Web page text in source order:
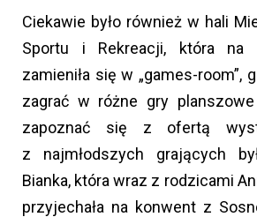
Ciekawie było również w hali
Sportu i Rekreacji, która na
zamieniła się w „games-room”,
zagrać w różne gry
zapoznać się z ofertą
z najmłodszych grających
Bianka, która wraz z rodzicami
przyjechała na konwent z